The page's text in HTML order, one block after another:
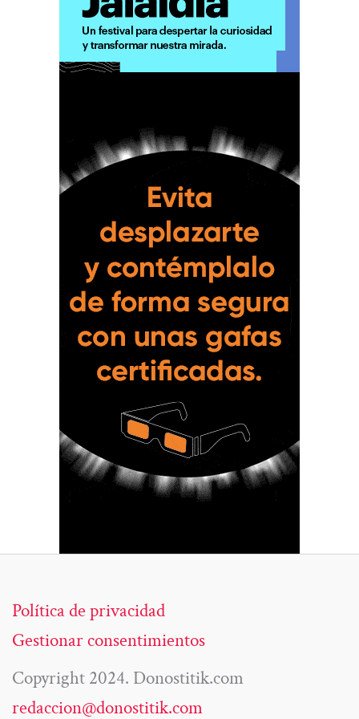
Política de privacidad
Gestionar consentimientos
Copyright 2024. Donostitik.com
redaccion@donostitik.com